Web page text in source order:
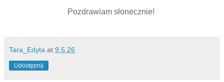
Pozdrawiam słonecznie!
Tara_Edyta at 9.5.26
Udostępnij